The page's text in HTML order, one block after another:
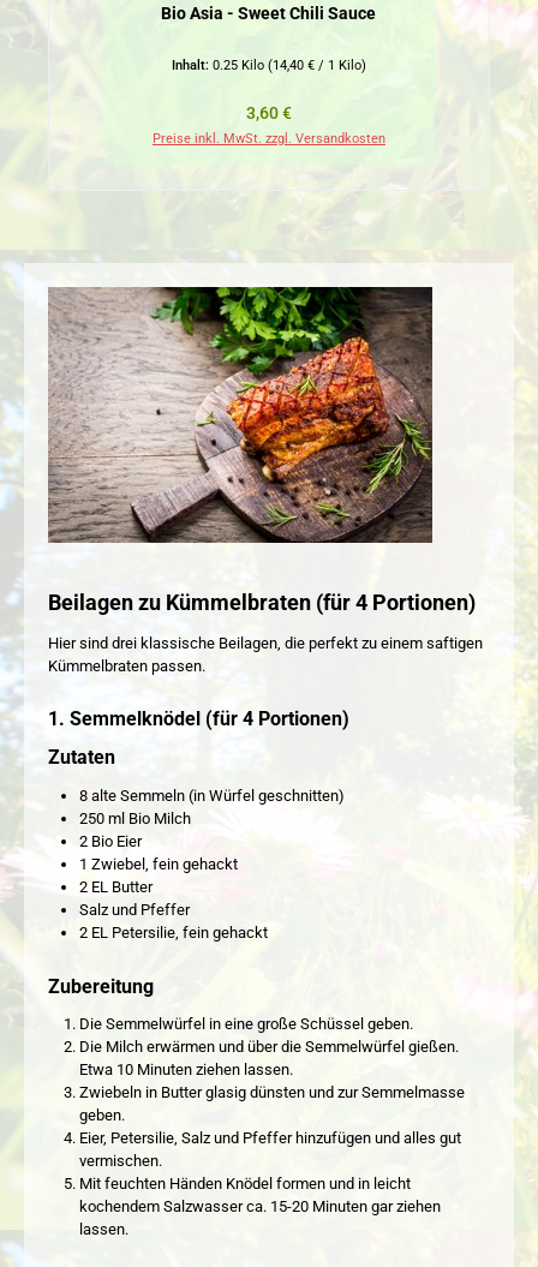
Bio Asia - Sweet Chili Sauce
Inhalt: 0.25 Kilo (14,40 € / 1 Kilo)
Regulärer Preis:
3,60 €
Preise inkl. MwSt. zzgl. Versandkosten
Beilagen zu Kümmelbraten (für 4 Portionen)
Hier sind drei klassische Beilagen, die perfekt zu einem saftigen
Kümmelbraten passen.
1. Semmelknödel (für 4 Portionen)
Zutaten
8 alte Semmeln (in Würfel geschnitten)
250 ml Bio Milch
2 Bio Eier
1 Zwiebel, fein gehackt
2 EL Butter
Salz und Pfeffer
2 EL Petersilie, fein gehackt
Zubereitung
Die Semmelwürfel in eine große Schüssel geben.
Die Milch erwärmen und über die Semmelwürfel gießen.
Etwa 10 Minuten ziehen lassen.
Zwiebeln in Butter glasig dünsten und zur Semmelmasse
geben.
Eier, Petersilie, Salz und Pfeffer hinzufügen und alles gut
vermischen.
Mit feuchten Händen Knödel formen und in leicht
kochendem Salzwasser ca. 15-20 Minuten gar ziehen
lassen.